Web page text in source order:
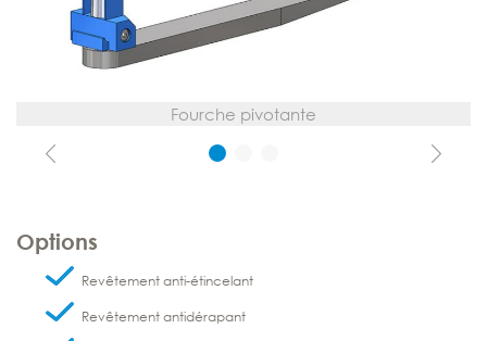
Fourche pivotante
Options
Revêtement anti-étincelant
Revêtement antidérapant